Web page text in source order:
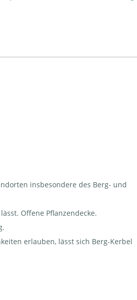
insbesondere des Berg- und
Offene Pflanzendecke.
erlauben, lässt sich Berg-Kerbel